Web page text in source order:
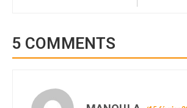
5 COMMENTS